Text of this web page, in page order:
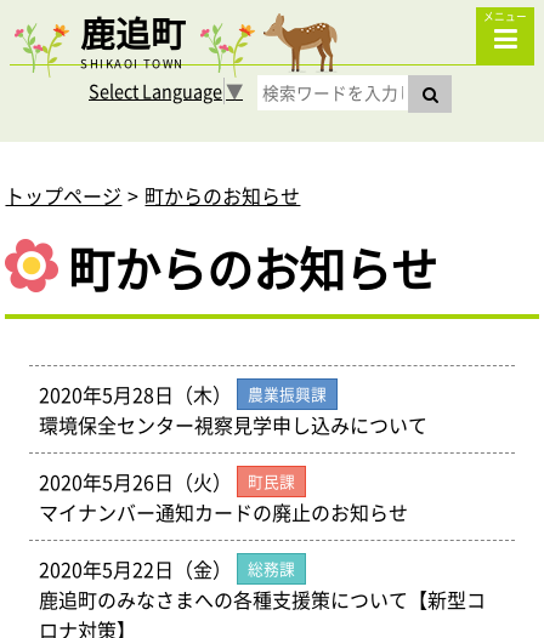
鹿追町
SHIKAOI TOWN
メニュー
Select Language▼
トップページ 町からのお知らせ
町からのお知らせ
2020年5月28日（木） 農業振興課
環境保全センター視察見学申し込みについて
2020年5月26日（火）
町民課
マイナンバー通知カードの廃止のお知らせ
2020年5月22日（金）
総務課
鹿追町のみなさまへの各種支援策について【新型コ
ロナ対策】